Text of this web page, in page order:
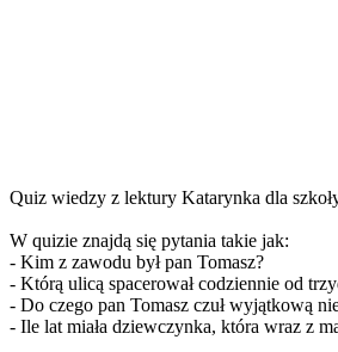
Quiz wiedzy z lektury Katarynka dla
W quizie znajdą się pytania takie jak:
- Kim z zawodu był pan Tomasz?
- Którą ulicą spacerował codziennie od
- Do czego pan Tomasz czuł wyjątkową
- Ile lat miała dziewczynka, która wraz z